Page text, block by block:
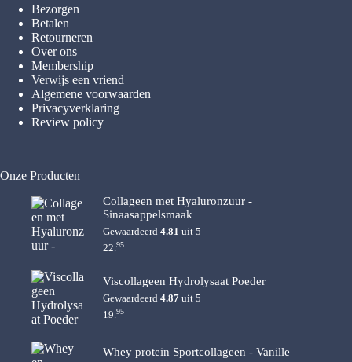
Bezorgen
Betalen
Retourneren
Over ons
Membership
Verwijs een vriend
Algemene voorwaarden
Privacyverklaring
Review policy
Onze Producten
Collageen met Hyaluronzuur -
Sinaasappelsmaak
Gewaardeerd 4.81 uit 5
22. 95
Viscollageen Hydrolysaat Poeder
Gewaardeerd 4.87uit 5
19. 95
Whey protein Sportcollageen - Vanille